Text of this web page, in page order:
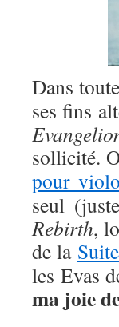
Dans
ses fins
sollicité.
pour
seul
Rebirth,
de la
les Evas
ma joie